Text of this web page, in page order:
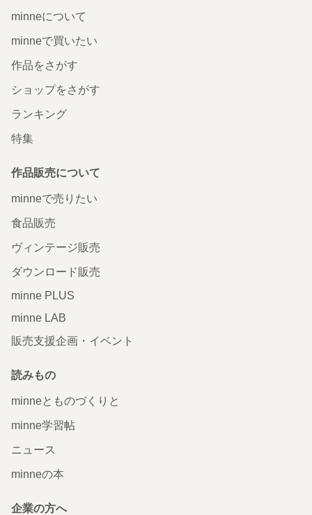
minneについて
minneで買いたい
作品をさがす
ショップをさがす
ランキング
特集
作品販売について
minneで売りたい
食品販売
ヴィンテージ販売
ダウンロード販売
minne PLUS
minne LAB
販売支援企画・イベント
読みもの
minneとものづくりと
minne学習帖
ニュース
minneの本
企業の方へ